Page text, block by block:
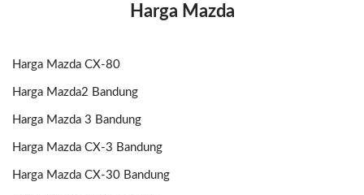
Harga Mazda
Harga Mazda CX-80
Harga Mazda2 Bandung
Harga Mazda 3 Bandung
Harga Mazda CX-3 Bandung
Harga Mazda CX-30 Bandung